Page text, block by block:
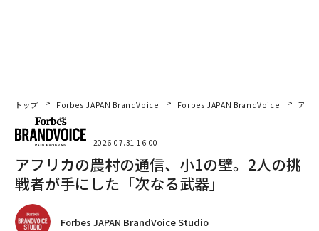
トップ Forbes JAPAN BrandVoice Forbes JAPAN BrandVoice アフ
2026.07.31 16:00
アフリカの農村の通信、小1の壁。2人の挑
戦者が手にした「次なる武器」
Forbes JAPAN BrandVoice Studio